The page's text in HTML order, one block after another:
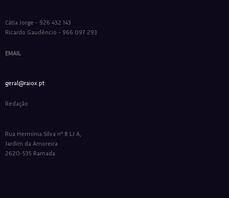
Cátia Jorge - 926 432 143
Ricardo Gaudêncio - 966 097 293
EMAIL
geral@raiox.pt
Redação
Rua Hermínia Silva nº 8 LJ A,
Jardim da Amoreira
2620-535 Ramada